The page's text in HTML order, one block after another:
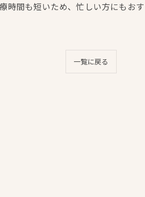
間も短いため、忙しい方にもお
一覧に戻る